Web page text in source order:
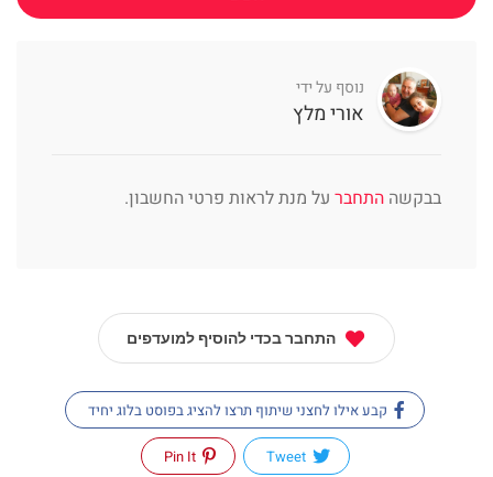
נוסף על ידי
אורי מלץ
בבקשה התחבר על מנת לראות פרטי החשבון.
התחבר בכדי להוסיף למועדפים
קבע אילו לחצני שיתוף תרצו להציג בפוסט בלוג יחיד
Tweet
Pin It